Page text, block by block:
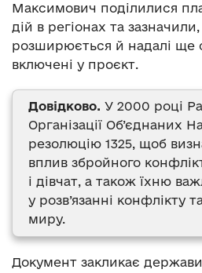
Максимович поділилися
дій в регіонах та
розширюється й надалі ще
включені у проєкт.
Довідково. У 2000 році
Організації Об’єднаних
резолюцію 1325, щоб
вплив збройного
і дівчат, а також їхню
у розв’язанні конфлікту
миру.
Документ закликає